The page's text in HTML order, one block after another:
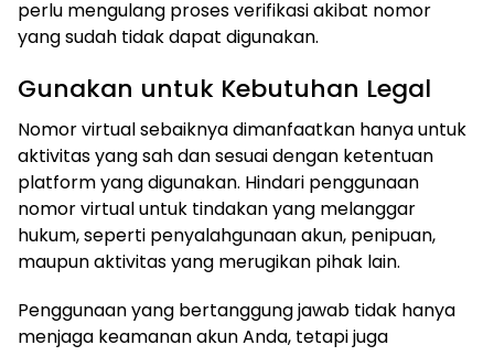
perlu mengulang proses verifikasi akibat nomor
yang sudah tidak dapat digunakan.
Gunakan untuk Kebutuhan Legal
Nomor virtual sebaiknya dimanfaatkan hanya untuk
aktivitas yang sah dan sesuai dengan ketentuan
platform yang digunakan. Hindari penggunaan
nomor virtual untuk tindakan yang melanggar
hukum, seperti penyalahgunaan akun, penipuan,
maupun aktivitas yang merugikan pihak lain.
Penggunaan yang bertanggung jawab tidak hanya
menjaga keamanan akun Anda, tetapi juga